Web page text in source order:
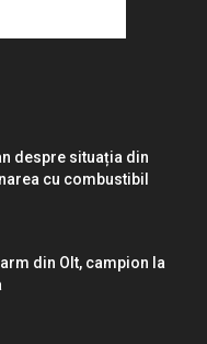
despre situația din
cu combustibil
din Olt, campion la